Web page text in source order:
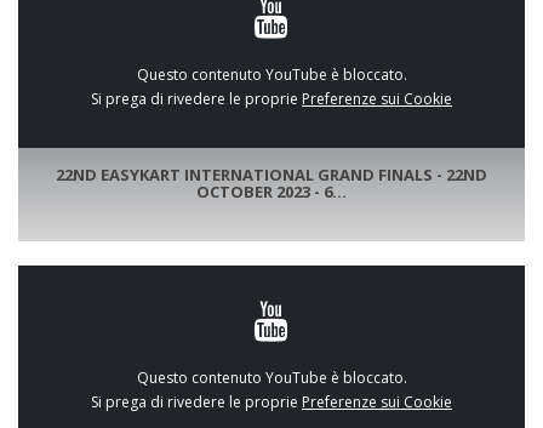
Questo contenuto YouTube è bloccato.
Si prega di rivedere le proprie Preferenze sui Cookie
22ND EASYKART INTERNATIONAL GRAND FINALS - 22ND
OCTOBER 2023 - 6...
Questo contenuto YouTube è bloccato.
Si prega di rivedere le proprie Preferenze sui Cookie